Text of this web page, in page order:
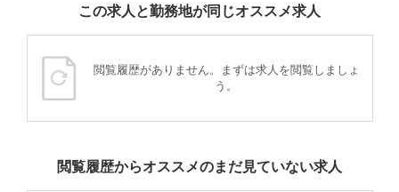
この求人と勤務地が同じオススメ求人
閲覧履歴がありません。まずは求人を閲覧しましょ
う。
閲覧履歴からオススメのまだ見ていない求人